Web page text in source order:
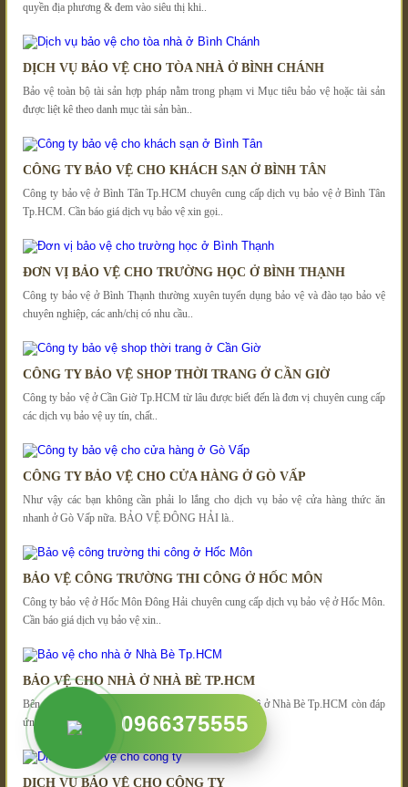
quyền địa phương & đem vào siêu thị khi..
DỊCH VỤ BẢO VỆ CHO TÒA NHÀ Ở BÌNH CHÁNH
Bảo vệ toàn bộ tài sản hợp pháp nằm trong phạm vi Mục tiêu bảo vệ hoặc tài sản
được liệt kê theo danh mục tài sản bàn..
CÔNG TY BẢO VỆ CHO KHÁCH SẠN Ở BÌNH TÂN
Công ty bảo vệ ở Bình Tân Tp.HCM chuyên cung cấp dịch vụ bảo vệ ở Bình Tân
Tp.HCM. Cần báo giá dịch vụ bảo vệ xin gọi..
ĐƠN VỊ BẢO VỆ CHO TRƯỜNG HỌC Ở BÌNH THẠNH
Công ty bảo vệ ở Bình Thạnh thường xuyên tuyển dụng bảo vệ và đào tạo bảo vệ
chuyên nghiệp, các anh/chị có nhu cầu..
CÔNG TY BẢO VỆ SHOP THỜI TRANG Ở CẦN GIỜ
Công ty bảo vệ ở Cần Giờ Tp.HCM từ lâu được biết đến là đơn vị chuyên cung cấp
các dịch vụ bảo vệ uy tín, chất..
CÔNG TY BẢO VỆ CHO CỬA HÀNG Ở GÒ VẤP
Như vậy các bạn không cần phải lo lắng cho dịch vụ bảo vệ cửa hàng thức ăn
nhanh ở Gò Vấp nữa. BẢO VỆ ĐÔNG HẢI là..
BẢO VỆ CÔNG TRƯỜNG THI CÔNG Ở HỐC MÔN
Công ty bảo vệ ở Hốc Môn Đông Hải chuyên cung cấp dịch vụ bảo vệ ở Hốc Môn.
Cần báo giá dịch vụ bảo vệ xin..
BẢO VỆ CHO NHÀ Ở NHÀ BÈ TP.HCM
Bên cạnh đó Dịch vụ bảo vệ tư gia của Công ty bảo vệ ở Nhà Bè Tp.HCM còn đáp
ứng các yêu cầu riêng của từng gia..
DỊCH VỤ BẢO VỆ CHO CÔNG TY
0966375555